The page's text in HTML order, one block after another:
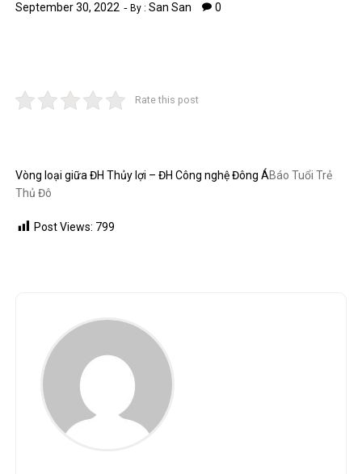
September 30, 2022 By :San San 0
Rate this post
Vòng loại giữa ĐH Thủy lợi – ĐH Công nghệ Đông ÁBáo Tuổi Trẻ
Thủ Đô
Post Views: 799